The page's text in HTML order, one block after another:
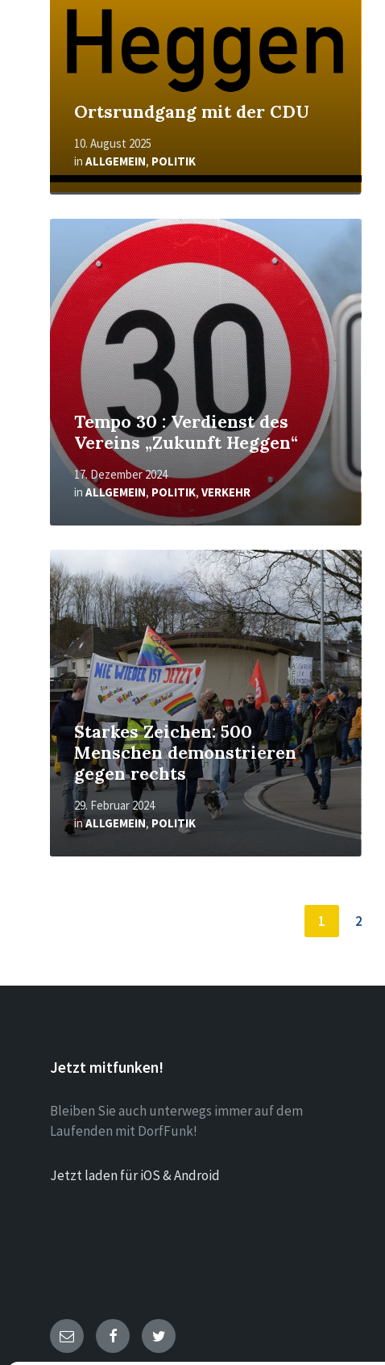
Ortsrundgang mit der CDU
10. August 2025
in ALLGEMEIN, POLITIK
Tempo 30 : Verdienst des
Vereins „Zukunft Heggen“
17. Dezember 2024
inALLGEMEIN, POLITIK, VERKEHR
Mehr
Starkes Zeichen: 500
Menschen demonstrieren
gegen rechts
29. Februar 2024
inALLGEMEIN, POLITIK
Mehr
erfahren
Beiträge
1 2
Jetzt mitfunken!
Bleiben Sie auch unterwegs immer auf dem
Laufenden mit DorfFunk!
Jetzt laden für iOS & Android
E- FacebookTwitter